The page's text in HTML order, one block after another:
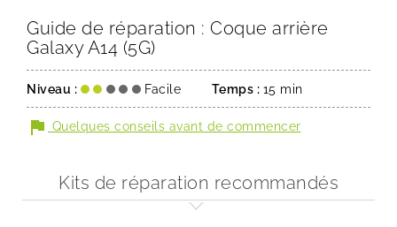
Guide de réparation : Coque arrière
Galaxy A14 (5G)
Niveau : Facile Temps : 15 min
flag Quelques conseils avant de commencer
Kits de réparation recommandés